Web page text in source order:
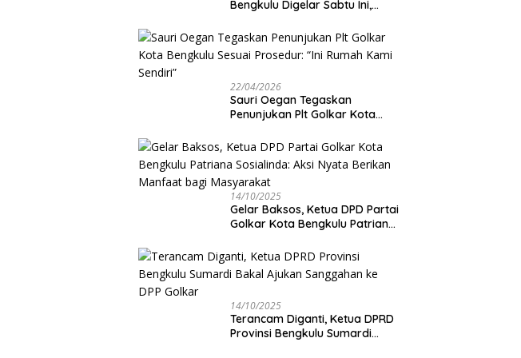
Bengkulu Digelar Sabtu Ini,
Disetujui
22/04/2026
Sauri Oegan Tegaskan
Penunjukan Plt Golkar Kota
Rumah Kami Sendiri”
14/10/2025
‎Gelar Baksos, Ketua DPD Partai
Golkar Kota Bengkulu Patriana
Manfaat bagi Masyarakat
14/10/2025
Terancam Diganti, Ketua DPRD
Provinsi Bengkulu Sumardi